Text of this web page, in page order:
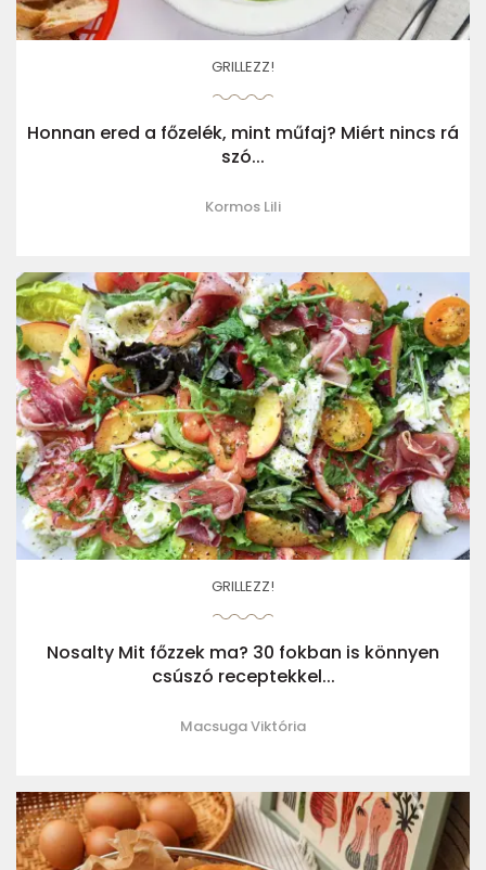
GRILLEZZ!
Honnan ered a főzelék, mint műfaj? Miért nincs rá
szó...
Kormos Lili
GRILLEZZ!
Nosalty Mit főzzek ma? 30 fokban is könnyen
csúszó receptekkel...
Macsuga Viktória